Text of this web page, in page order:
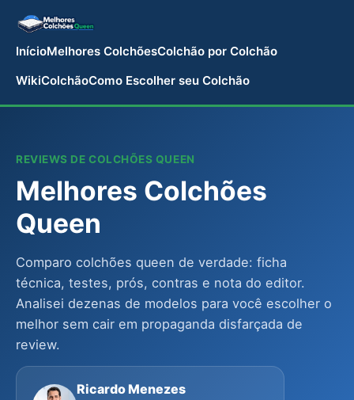
InícioMelhores ColchõesColchão por Colchão
WikiColchãoComo Escolher seu Colchão
REVIEWS DE COLCHÕES QUEEN
Melhores Colchões
Queen
Comparo colchões queen de verdade: ficha
técnica, testes, prós, contras e nota do editor.
Analisei dezenas de modelos para você escolher o
melhor sem cair em propaganda disfarçada de
review.
Ricardo Menezes